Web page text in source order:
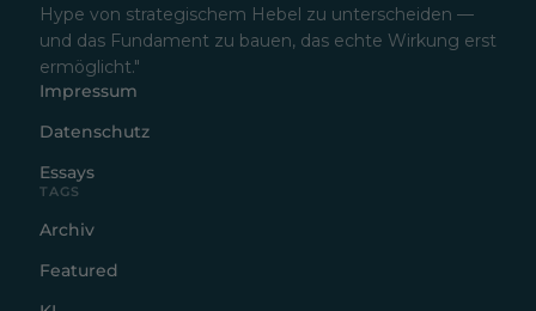
Hype von strategischem Hebel zu unterscheiden —
und das Fundament zu bauen, das echte Wirkung erst
ermöglicht."
Impressum
Datenschutz
Essays
TAGS
Archiv
Featured